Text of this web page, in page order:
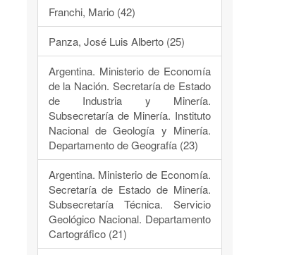
Franchi, Mario (42)
Panza, José Luis Alberto (25)
Argentina. Ministerio de Economía
de la Nación. Secretaría de Estado
de Industria y Minería.
Subsecretaría de Minería. Instituto
Nacional de Geología y Minería.
Departamento de Geografía (23)
Argentina. Ministerio de Economía.
Secretaría de Estado de Minería.
Subsecretaría Técnica. Servicio
Geológico Nacional. Departamento
Cartográfico (21)